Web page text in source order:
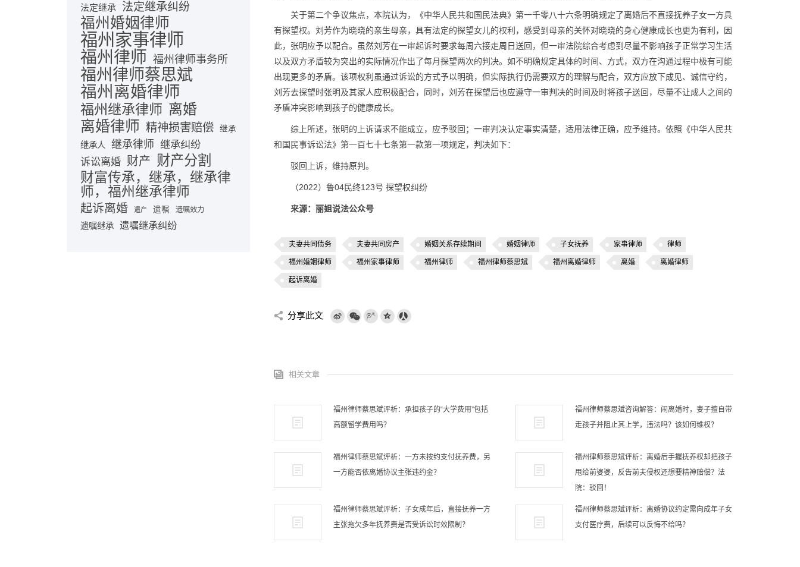
关于第二个争议焦点，本院认为，《中华人民共和国民法典》第一千零八十六条明确规定了离婚后不直接抚养子女一方具
有探望权。刘芳作为晓晓的亲生母亲，具有法定的探望女儿的权利，感受到母亲的关怀对晓晓的身心健康成长也更为有利，因
此，张明应予以配合。虽然刘芳在一审起诉时要求每周六接走周日送回，但一审法院综合考虑到尽量不影响孩子正常学习生活
以及双方矛盾较为突出的实际情况作出了每月探望两次的判决。如不明确规定具体的时间、方式，双方在沟通过程中极有可能
出现更多的矛盾。该项权利虽通过诉讼的方式予以明确，但实际执行仍需要双方的理解与配合，双方应放下成见、诚信守约，
刘芳去探望时张明及其家人应积极配合，同时，刘芳在探望后也应遵守一审判决的时间及时将孩子送回，尽量不让成人之间的
矛盾冲突影响到孩子的健康成长。
综上所述，张明的上诉请求不能成立，应予驳回；一审判决认定事实清楚，适用法律正确，应予维持。依照《中华人民共
和国民事诉讼法》第一百七十七条第一款第一项规定，判决如下：
驳回上诉，维持原判。
（2022）鲁04民终123号 探望权纠纷
来源：丽姐说法公众号
夫妻共同债务 夫妻共同房产 婚姻关系存续期间 婚姻律师 子女抚养 家事律师 律师
福州婚姻律师 福州家事律师 福州律师 福州律师蔡思斌 福州离婚律师 离婚 离婚律师
起诉离婚
分享此文
相关文章
福州律师蔡思斌评析：承担孩子的“大学费用”包括
高额留学费用吗？
福州律师蔡思斌咨询解答：闹离婚时，妻子擅自带
走孩子并阻止其上学，违法吗？该如何维权？
福州律师蔡思斌评析：一方未按约支付抚养费，另
一方能否依离婚协议主张违约金？
福州律师蔡思斌评析：离婚后手握抚养权却把孩子
甩给前婆婆，反告前夫侵权还想要精神赔偿？法
院：驳回！
福州律师蔡思斌评析：子女成年后，直接抚养一方
主张拖欠多年抚养费是否受诉讼时效限制？
福州律师蔡思斌评析：离婚协议约定需向成年子女
支付医疗费，后续可以反悔不给吗？
法定继承 法定继承纠纷
福州婚姻律师
福州家事律师
福州律师 福州律师事务所
福州律师蔡思斌
福州离婚律师
福州继承律师 离婚
离婚律师 精神损害赔偿 继承
继承人 继承律师 继承纠纷
诉讼离婚 财产 财产分割
财富传承，继承，继承律
师，福州继承律师
起诉离婚 遗产 遗嘱 遗嘱效力
遗嘱继承 遗嘱继承纠纷